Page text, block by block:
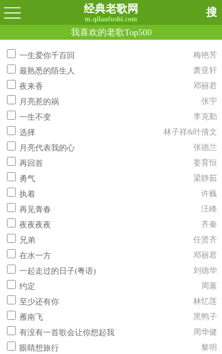
经典老歌网
m.qilanfushi.com
搜
我喜欢的老歌Top500
一生爱你千百回
梅艳芳
最熟悉的陌生人
萧亚轩
夜来香
邓丽君
月亮惹的祸
张宇
一生不变
李克勤
选择
林子祥&叶倩文
月亮代表我的心
张德兰
再回首
姜育恒
勇气
梁静茹
执着
许巍
再见青春
汪峰
夜夜夜夜
齐秦
兄弟
任贤齐
在水一方
邓丽君
一起走过的日子(粤语)
刘德华
约定
周蕙
至少还有你
林忆莲
雁南飞
黑鸭子
有没有一首歌会让你想起我
周华健
眼睛想旅行
黎明